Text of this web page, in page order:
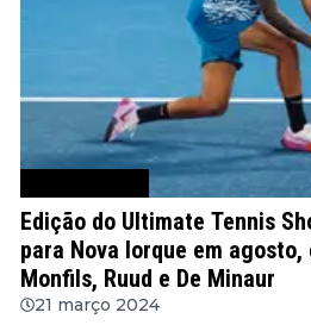
Edição do Ultimate Tennis
para Nova Iorque em agosto,
Monfils, Ruud e De Minaur
21 março 2024